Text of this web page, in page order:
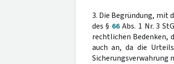
3. Die Begründung, mit
des § 66Abs. 1 Nr. 3
rechtlichen Bedenken,
auch an, da die
Sicherungsverwahrung